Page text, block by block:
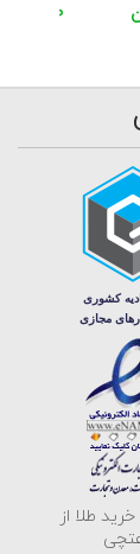
48,411,000